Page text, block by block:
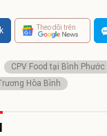
Theo dõi trên
CPV Food tại Bình Phước
Hòa Bình